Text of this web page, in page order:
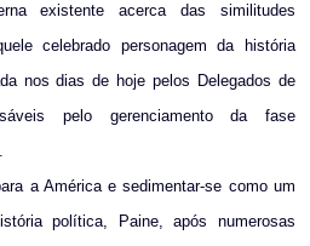
existente acerca das similitudes
celebrado personagem da história
nos dias de hoje pelos Delegados de
pelo gerenciamento da fase
a América e sedimentar-se como um
política, Paine, após numerosas